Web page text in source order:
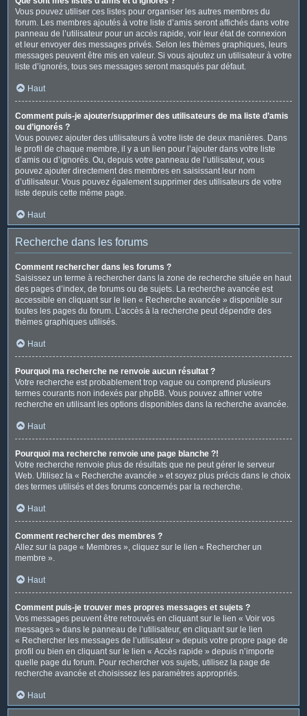
Vous pouvez utiliser ces listes pour organiser les autres membres du
forum. Les membres ajoutés à votre liste d’amis seront affichés dans votre
panneau de l’utilisateur pour un accès rapide, voir leur état de connexion
et leur envoyer des messages privés. Selon les thèmes graphiques, leurs
messages peuvent être mis en valeur. Si vous ajoutez un utilisateur à votre
liste d’ignorés, tous ses messages seront masqués par défaut.
Haut
Comment puis-je ajouter/supprimer des utilisateurs de ma liste d’amis
ou d’ignorés ?
Vous pouvez ajouter des utilisateurs à votre liste de deux manières. Dans
le profil de chaque membre, il y a un lien pour l’ajouter dans votre liste
d’amis ou d’ignorés. Ou, depuis votre panneau de l’utilisateur, vous
pouvez ajouter directement des membres en saisissant leur nom
d’utilisateur. Vous pouvez également supprimer des utilisateurs de votre
liste depuis cette même page.
Haut
Recherche dans les forums
Comment rechercher dans les forums ?
Saisissez un terme à rechercher dans la zone de recherche située en haut
des pages d’index, de forums ou de sujets. La recherche avancée est
accessible en cliquant sur le lien « Recherche avancée » disponible sur
toutes les pages du forum. L’accès à la recherche peut dépendre des
thèmes graphiques utilisés.
Haut
Pourquoi ma recherche ne renvoie aucun résultat ?
Votre recherche est probablement trop vague ou comprend plusieurs
termes courants non indexés par phpBB. Vous pouvez affiner votre
recherche en utilisant les options disponibles dans la recherche avancée.
Haut
Pourquoi ma recherche renvoie une page blanche ?!
Votre recherche renvoie plus de résultats que ne peut gérer le serveur
Web. Utilisez la « Recherche avancée » et soyez plus précis dans le choix
des termes utilisés et des forums concernés par la recherche.
Haut
Comment rechercher des membres ?
Allez sur la page « Membres », cliquez sur le lien « Rechercher un
membre ».
Haut
Comment puis-je trouver mes propres messages et sujets ?
Vos messages peuvent être retrouvés en cliquant sur le lien « Voir vos
messages » dans le panneau de l’utilisateur, en cliquant sur le lien
« Rechercher les messages de l’utilisateur » depuis votre propre page de
profil ou bien en cliquant sur le lien « Accès rapide » depuis n’importe
quelle page du forum. Pour rechercher vos sujets, utilisez la page de
recherche avancée et choisissez les paramètres appropriés.
Haut